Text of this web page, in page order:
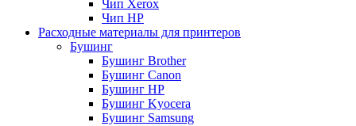
Чип Xerox
Чип НР
Расходные материалы для принтеров
Бушинг
Бушинг Brother
Бушинг Canon
Бушинг HP
Бушинг Kyocera
Бушинг Samsung